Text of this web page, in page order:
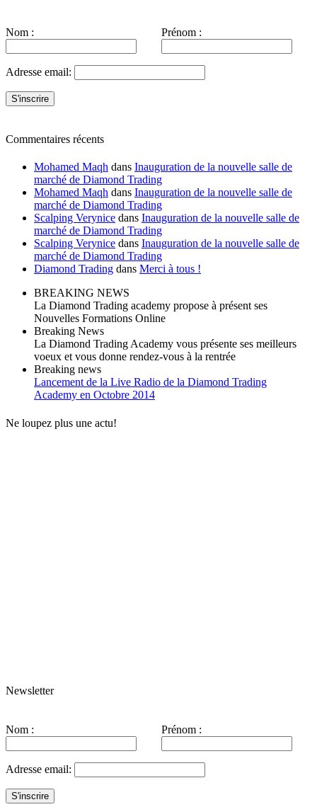
Nom : Prénom :
Adresse email:
Commentaires récents
Mohamed Maqh dans Inauguration de la nouvelle salle de
marché de Diamond Trading
Mohamed Maqh dans Inauguration de la nouvelle salle de
marché de Diamond Trading
Scalping Verynice dans Inauguration de la nouvelle salle de
marché de Diamond Trading
Scalping Verynice dans Inauguration de la nouvelle salle de
marché de Diamond Trading
Diamond Trading dans Merci à tous !
BREAKING NEWS
La Diamond Trading academy propose à présent ses
Nouvelles Formations Online
Breaking News
La Diamond Trading Academy vous présente ses meilleurs
voeux et vous donne rendez-vous à la rentrée
Breaking news
Lancement de la Live Radio de la Diamond Trading
Academy en Octobre 2014
Ne loupez plus une actu!
Newsletter
Nom : Prénom :
Adresse email: